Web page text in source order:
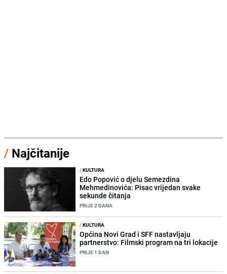
/ Najčitanije
/KULTURA
Edo Popović o djelu Semezdina
Mehmedinovića: Pisac vrijedan svake
sekunde čitanja
PRIJE 2 DANA
/KULTURA
Općina Novi Grad i SFF nastavljaju
partnerstvo: Filmski program na tri lokacije
PRIJE 1 DAN